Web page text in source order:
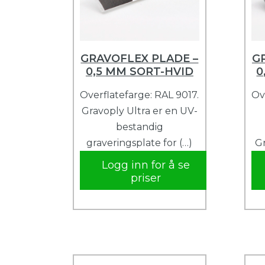
GRAVOFLEX PLADE –
0,5 MM SORT-HVID
Overflatefarge: RAL 9017.
Gravoply Ultra er en UV-
bestandig
graveringsplate for (…)
Logg inn for å se
priser